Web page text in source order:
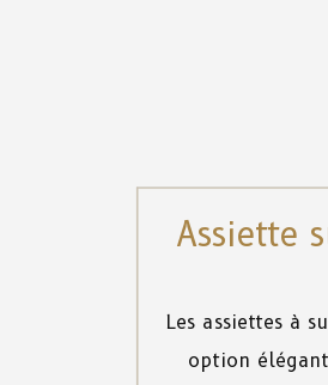
Assiette
Les assiettes à
option